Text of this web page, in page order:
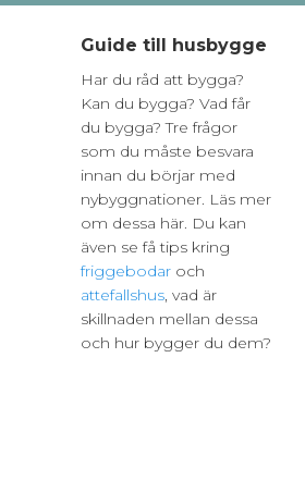
Guide till husbygge
Har du råd att bygga?
Kan du bygga? Vad får
du bygga? Tre frågor
som du måste besvara
innan du börjar med
nybyggnationer. Läs mer
om dessa här. Du kan
även se få tips kring
friggebodar och
attefallshus, vad är
skillnaden mellan dessa
och hur bygger du dem?